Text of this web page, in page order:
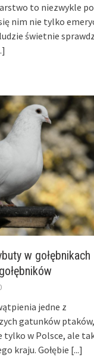
to niezwykle
nim nie tylko
świetnie
w gołębnikach
jedne z
gatunków
tylko w Polsce, ale
kraju. Gołębie [...]